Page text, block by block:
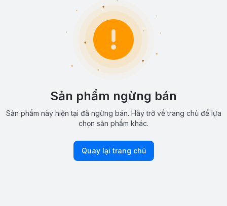
Sản phẩm ngừng bán
Sản phẩm này hiện tại đã ngừng bán. Hãy trở về trang chủ để lựa
chọn sản phẩm khác.
Quay lại trang chủ